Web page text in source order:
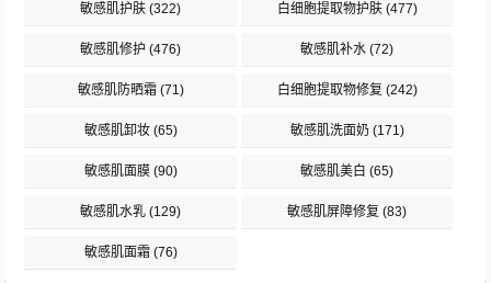
敏感肌护肤 (322) 白细胞提取物护肤(477)
敏感肌修护 (476) 敏感肌补水 (72)
敏感肌防晒霜(71) 白细胞提取物修复 (242)
敏感肌卸妆(65) 敏感肌洗面奶(171)
敏感肌面膜(90) 敏感肌美白 (65)
敏感肌水乳 (129) 敏感肌屏障修复 (83)
敏感肌面霜(76)